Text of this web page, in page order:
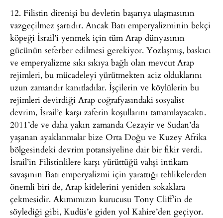
12. Filistin direnişi bu devletin başarıya ulaşmasının
vazgeçilmez şartıdır. Ancak Batı emperyalizminin bekçi
köpeği İsrail’i yenmek için tüm Arap dünyasının
gücünün seferber edilmesi gerekiyor. Yozlaşmış, baskıcı
ve emperyalizme sıkı sıkıya bağlı olan mevcut Arap
rejimleri, bu mücadeleyi yürütmekten aciz olduklarını
uzun zamandır kanıtladılar. İşçilerin ve köylülerin bu
rejimleri devirdiği Arap coğrafyasındaki sosyalist
devrim, İsrail’e karşı zaferin koşullarını tamamlayacaktı.
2011’de ve daha yakın zamanda Cezayir ve Sudan’da
yaşanan ayaklanmalar bize Orta Doğu ve Kuzey Afrika
bölgesindeki devrim potansiyeline dair bir fikir verdi.
İsrail’in Filistinlilere karşı yürüttüğü vahşi intikam
savaşının Batı emperyalizmi için yarattığı tehlikelerden
önemli biri de, Arap kitlelerini yeniden sokaklara
çekmesidir. Akımımızın kurucusu Tony Cliff’in de
söylediği gibi, Kudüs’e giden yol Kahire’den geçiyor.